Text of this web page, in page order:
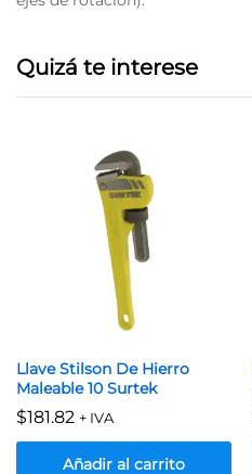
Quizá te interese
Llave Stilson De Hierro
Maleable 10 Surtek
$181.82 + IVA
Añadir al carrito